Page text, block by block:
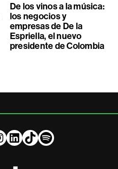
De los vinos a la música:
los negocios y
empresas de De la
Espriella, el nuevo
presidente de Colombia